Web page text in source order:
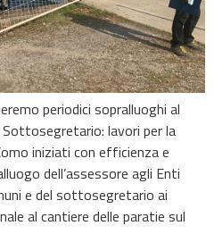
periodici sopralluoghi al
lavori per la
iniziati con efficienza e
dell’assessore agli Enti
e del sottosegretario ai
al cantiere delle paratie sul